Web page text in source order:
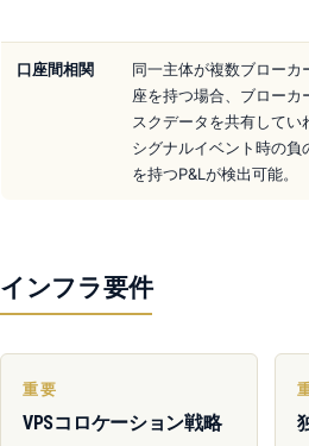
口座間相関
同一主体が複数ブローカ
座を持つ場合、ブローカ
スクデータを共有してい
シグナルイベント時の負
を持つP&Lが検出可能。
インフラ要件
重要
VPSコロケーション戦略